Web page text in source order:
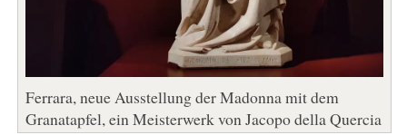
Ferrara, neue Ausstellung der Madonna mit dem
Granatapfel, ein Meisterwerk von Jacopo della Quercia